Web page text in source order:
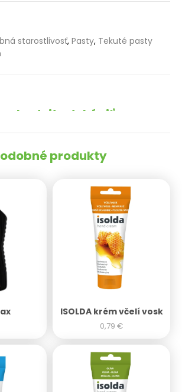
starostlivosť, Pasty, Tekuté pasty
dokúpiť
produkty
ISOLDA krém včelí vosk
0,79 €